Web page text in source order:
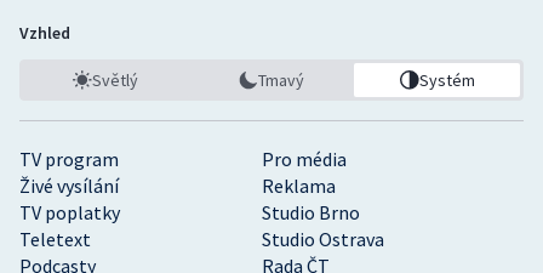
TV program
Pro média
Živé vysílání
Reklama
TV poplatky
Studio Brno
Teletext
Studio Ostrava
Podcasty
Rada ČT
Vzhled
Světlý Tmavý Systém